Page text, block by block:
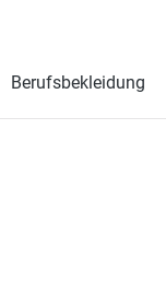
Berufsbekleidung